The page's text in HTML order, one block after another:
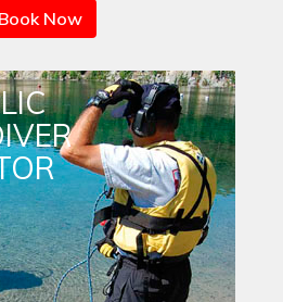
Book Now